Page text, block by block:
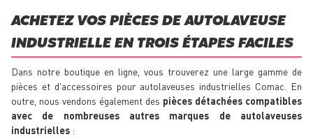
ACHETEZ VOS PIÈCES DE AUTOLAVEUSE
INDUSTRIELLE EN TROIS ÉTAPES FACILES
Dans notre boutique en ligne, vous trouverez une large gamme de
pièces et d'accessoires pour autolaveuses industrielles Comac. En
outre, nous vendons également des pièces détachées compatibles
avec de nombreuses autres marques de autolaveuses
industrielles :